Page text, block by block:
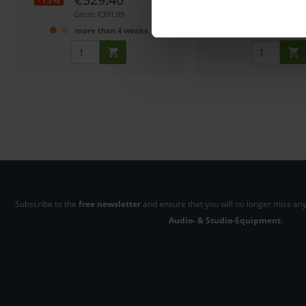
Gross: €391.99
more than 4 weeks
Subscribe to the free newsletterand ensure that you will no longer miss
Audio- & Studio-Equipment.